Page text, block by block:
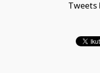
Tweets